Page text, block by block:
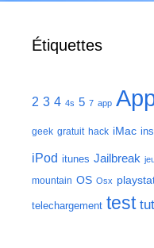
Étiquettes
2 3 4 4s 5 7 app
geek gratuit hack iMac
iPod itunes Jailbreak
mountain OS Osx
telechargement test